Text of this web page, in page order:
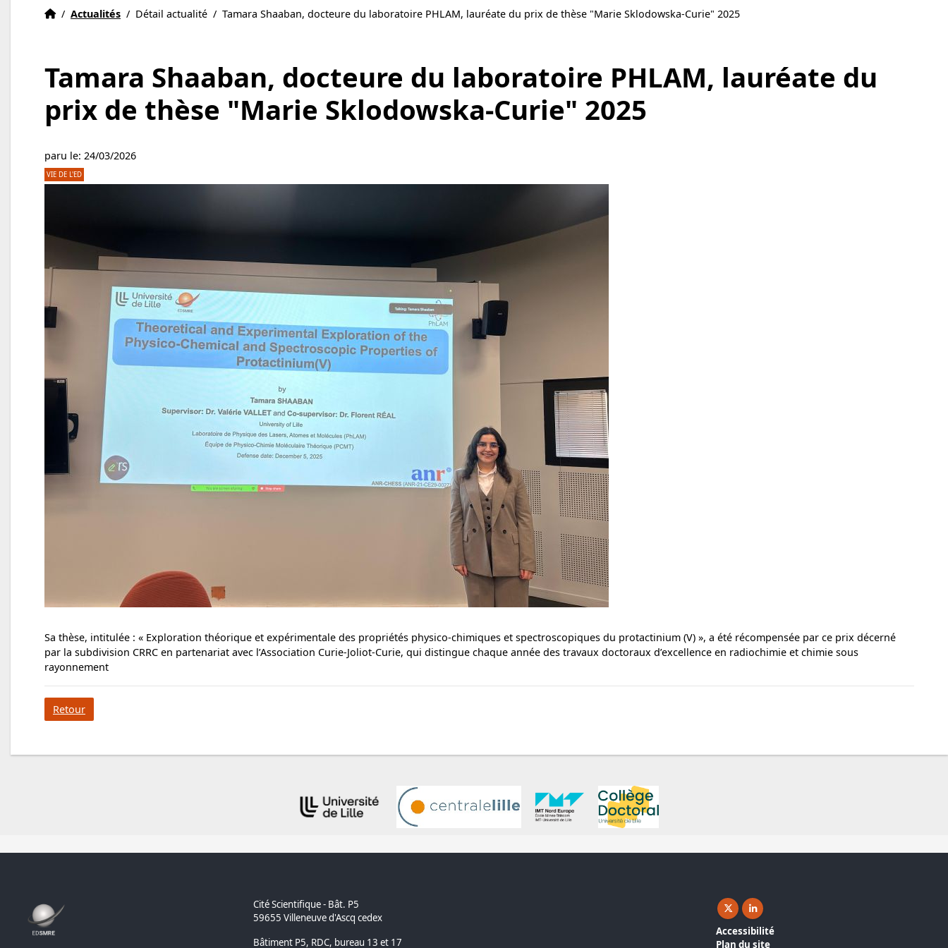
Accueil
Accueil
/ Actualités / Détail actualité / Tamara Shaaban, docteure du laboratoire PHLAM, lauréate du prix de thèse "Marie Sklodowska-Curie" 2025
Tamara Shaaban, docteure du laboratoire PHLAM, lauréate du
prix de thèse "Marie Sklodowska-Curie" 2025
paru le: 24/03/2026
VIE DE L'ED
Sa thèse, intitulée : « Exploration théorique et expérimentale des propriétés physico-chimiques et spectroscopiques du protactinium (V) », a été récompensée par ce prix décerné
par la subdivision CRRC en partenariat avec l’Association Curie-Joliot-Curie, qui distingue chaque année des travaux doctoraux d’excellence en radiochimie et chimie sous
rayonnement
Retour
Cité Scientifique - Bât. P5
59655 Villeneuve d'Ascq cedex
Bâtiment P5, RDC, bureau 13 et 17
X ( nouvelle fenêtre)
Linkedin ( nouvelle fenêtre)
Accessibilité
Plan du site